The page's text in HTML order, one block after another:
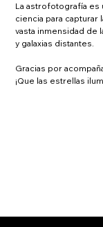
La astrofotografía es
ciencia para capturar
vasta inmensidad de
y galaxias distantes.
Gracias por
¡Que las estrellas